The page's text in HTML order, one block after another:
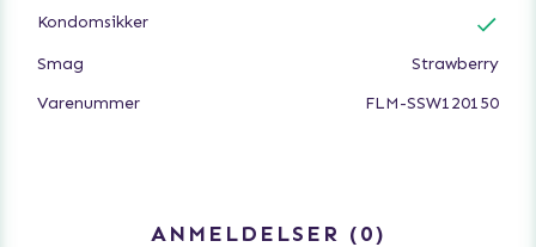
Kondomsikker
Smag
Strawberry
Varenummer
FLM-SSW120150
ANMELDELSER 0